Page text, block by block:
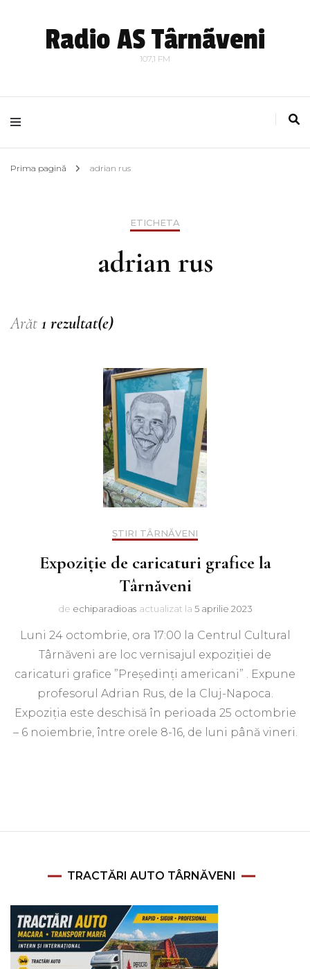
Radio AS Târnãveni
107,1 FM
Prima pagină adrian rus
ETICHETA
adrian rus
Arăt 1 rezultat(e)
ȘTIRI TÂRNĂVENI
Expoziție de caricaturi grafice la
Târnăveni
de echiparadioas actualizat la 5 aprilie 2023
Luni 24 octombrie, ora 17:00 la Centrul Cultural
Târnăveni are loc vernisajul expoziției de
caricaturi grafice ”Președinți americani” . Expune
profesorul Adrian Rus, de la Cluj-Napoca.
Expoziția este deschisă în perioada 25 octombrie
– 6 noiembrie, între orele 8-16, de luni până vineri.
TRACTĂRI AUTO TÂRNĂVENI